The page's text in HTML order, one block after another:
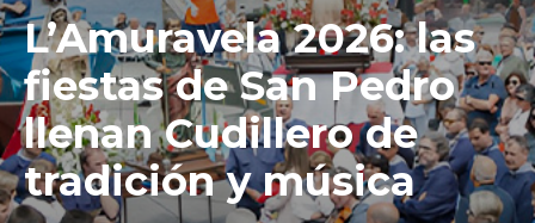
L’Amuravela 2026: las
fiestas de San Pedro
llenan Cudillero de
tradición y música